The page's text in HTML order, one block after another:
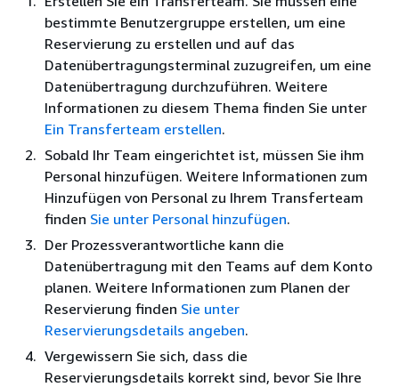
bestimmte Benutzergruppe erstellen, um eine
Reservierung zu erstellen und auf das
Datenübertragungsterminal zuzugreifen, um eine
Datenübertragung durchzuführen. Weitere
Informationen zu diesem Thema finden Sie unter
Ein Transferteam erstellen.
Sobald Ihr Team eingerichtet ist, müssen Sie ihm
Personal hinzufügen. Weitere Informationen zum
Hinzufügen von Personal zu Ihrem Transferteam
finden Sie unter Personal hinzufügen.
Der Prozessverantwortliche kann die
Datenübertragung mit den Teams auf dem Konto
planen. Weitere Informationen zum Planen der
Reservierung finden Sie unter
Reservierungsdetails angeben.
Vergewissern Sie sich, dass die
Reservierungsdetails korrekt sind, bevor Sie Ihre